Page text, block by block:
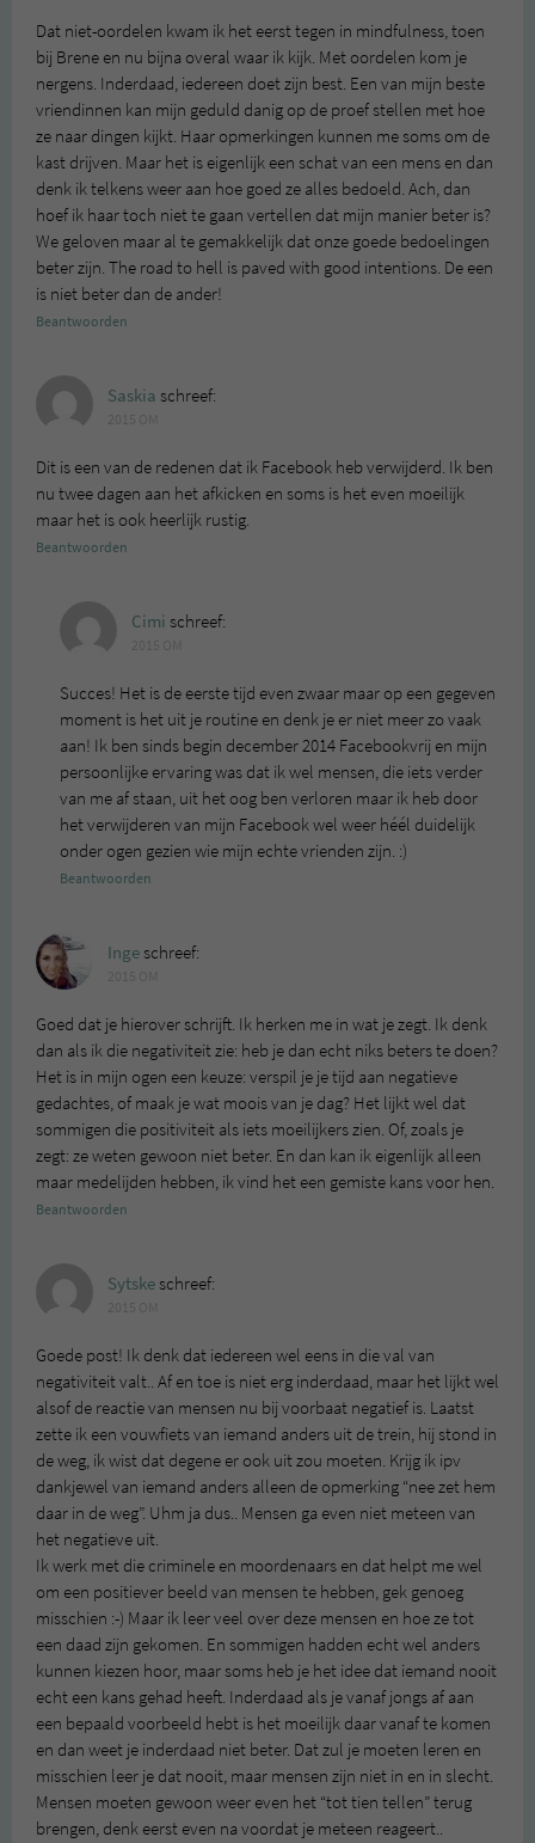
Dat niet-oordelen kwam ik het eerst tegen in mindfulness, toen
bij Brene en nu bijna overal waar ik kijk. Met oordelen kom je
nergens. Inderdaad, iedereen doet zijn best. Een van mijn beste
vriendinnen kan mijn geduld danig op de proef stellen met hoe
ze naar dingen kijkt. Haar opmerkingen kunnen me soms om de
kast drijven. Maar het is eigenlijk een schat van een mens en dan
denk ik telkens weer aan hoe goed ze alles bedoeld. Ach, dan
hoef ik haar toch niet te gaan vertellen dat mijn manier beter is?
We geloven maar al te gemakkelijk dat onze goede bedoelingen
beter zijn. The road to hell is paved with good intentions. De een
is niet beter dan de ander!
Beantwoorden
Saskia schreef:
Dit is een van de redenen dat ik Facebook heb verwijderd. Ik ben
nu twee dagen aan het afkicken en soms is het even moeilijk
maar het is ook heerlijk rustig.
Beantwoorden
Cimi schreef:
Succes! Het is de eerste tijd even zwaar maar op een gegeven
moment is het uit je routine en denk je er niet meer zo vaak
aan! Ik ben sinds begin december 2014 Facebookvrij en mijn
persoonlijke ervaring was dat ik wel mensen, die iets verder
van me af staan, uit het oog ben verloren maar ik heb door
het verwijderen van mijn Facebook wel weer héél duidelijk
onder ogen gezien wie mijn echte vrienden zijn. :)
Beantwoorden
Ingeschreef:
Goed dat je hierover schrijft. Ik herken me in wat je zegt. Ik denk
dan als ik die negativiteit zie: heb je dan echt niks beters te doen?
Het is in mijn ogen een keuze: verspil je je tijd aan negatieve
gedachtes, of maak je wat moois van je dag? Het lijkt wel dat
sommigen die positiviteit als iets moeilijkers zien. Of, zoals je
zegt: ze weten gewoon niet beter. En dan kan ik eigenlijk alleen
maar medelijden hebben, ik vind het een gemiste kans voor hen.
Beantwoorden
Sytskeschreef:
Goede post! Ik denk dat iedereen wel eens in die val van
negativiteit valt.. Af en toe is niet erg inderdaad, maar het lijkt wel
alsof de reactie van mensen nu bij voorbaat negatief is. Laatst
zette ik een vouwfiets van iemand anders uit de trein, hij stond in
de weg, ik wist dat degene er ook uit zou moeten. Krijg ik ipv
dankjewel van iemand anders alleen de opmerking “nee zet hem
daar in de weg”. Uhm ja dus.. Mensen ga even niet meteen van
het negatieve uit.
Ik werk met die criminele en moordenaars en dat helpt me wel
om een positiever beeld van mensen te hebben, gek genoeg
misschien :-) Maar ik leer veel over deze mensen en hoe ze tot
een daad zijn gekomen. En sommigen hadden echt wel anders
kunnen kiezen hoor, maar soms heb je het idee dat iemand nooit
echt een kans gehad heeft. Inderdaad als je vanaf jongs af aan
een bepaald voorbeeld hebt is het moeilijk daar vanaf te komen
en dan weet je inderdaad niet beter. Dat zul je moeten leren en
misschien leer je dat nooit, maar mensen zijn niet in en in slecht.
Mensen moeten gewoon weer even het “tot tien tellen” terug
brengen, denk eerst even na voordat je meteen reageert..